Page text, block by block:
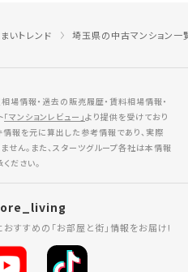
いトレンド 埼玉県の中古マンション一
場情報・過去の販売履歴・賃料相場情報・
「マンションレビュー」より提供を受けており
報を元に算出した参考情報であり、実際
せん。また、スターツグループ各社は本情報
ださい。
すすめの「お部屋と街」情報をお届け!